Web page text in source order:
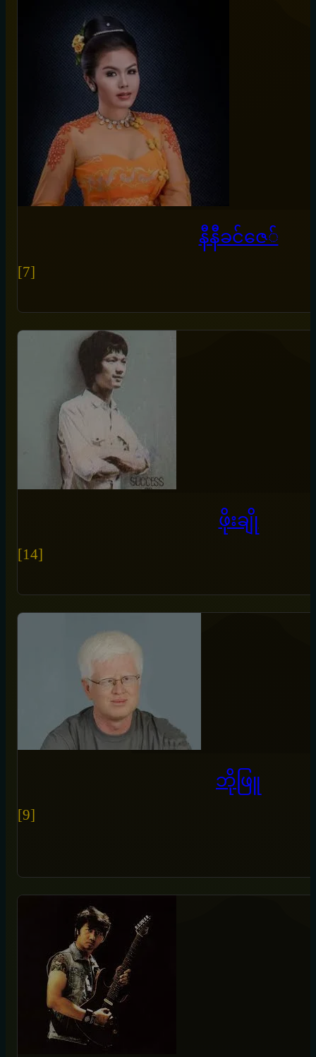
နီနီခင်ဇေ်
[7]
ဖိုးချို
[14]
ဘိုဖြူ
[9]